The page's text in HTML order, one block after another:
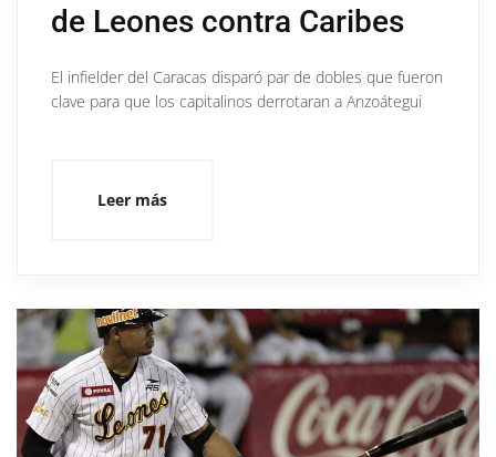
de Leones contra Caribes
El infielder del Caracas disparó par de dobles que fueron
clave para que los capitalinos derrotaran a Anzoátegui
Leer más